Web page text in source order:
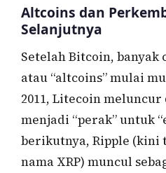
Altcoins dan
Selanjutnya
Setelah Bitcoin,
atau “altcoins” mulai
2011, Litecoin
menjadi “perak” untuk
berikutnya, Ripple (kini
nama XRP) muncul